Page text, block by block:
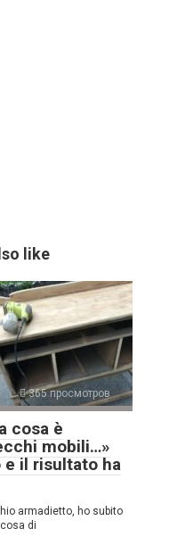
like
365 просмотров
cosa è
mobili…»
e il risultato ha
armadietto, ho subito
di